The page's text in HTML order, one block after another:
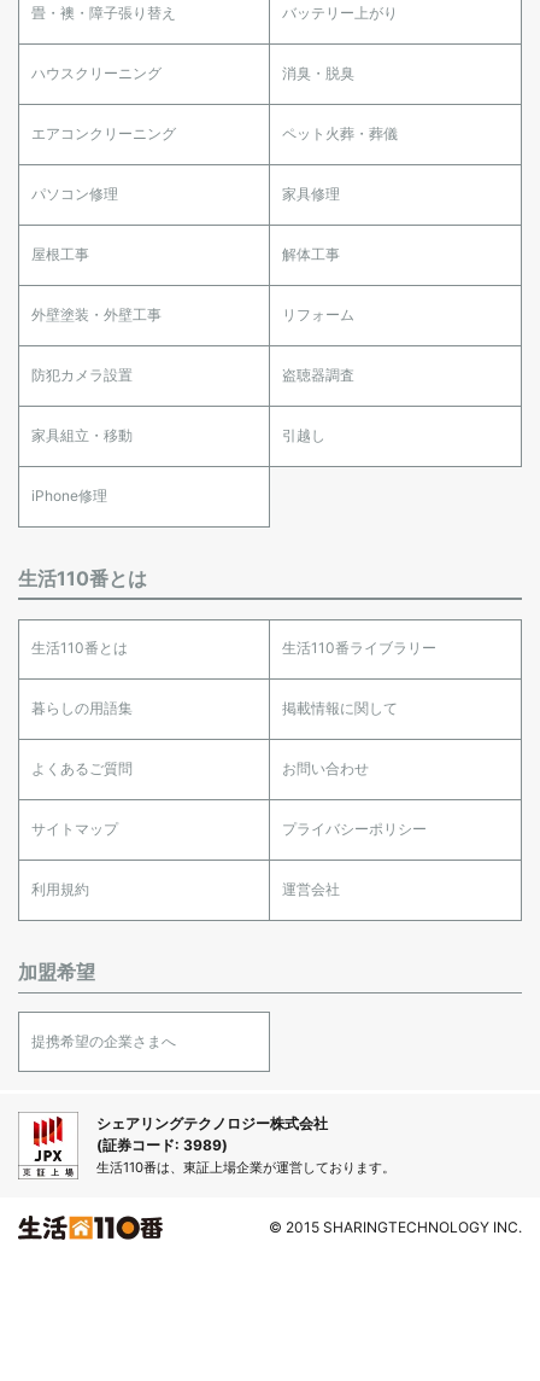
畳・襖・障子張り替え バッテリー上がり
ハウスクリーニング 消臭・脱臭
エアコンクリーニング ペット火葬・葬儀
パソコン修理 家具修理
屋根工事 解体工事
外壁塗装・外壁工事 リフォーム
防犯カメラ設置 盗聴器調査
家具組立・移動 引越し
iPhone修理
生活110番とは
生活110番とは 生活110番ライブラリー
暮らしの用語集 掲載情報に関して
よくあるご質問 お問い合わせ
サイトマップ プライバシーポリシー
利用規約 運営会社
加盟希望
提携希望の企業さまへ
シェアリングテクノロジー株式会社
(証券コード: 3989)
生活110番は、東証上場企業が運営しております。
© 2015 SHARINGTECHNOLOGY INC.